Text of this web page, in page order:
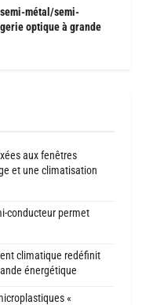
métal/semi-
optique à grande
aux fenêtres
et une climatisation
conducteur permet
climatique redéfinit
énergétique
«